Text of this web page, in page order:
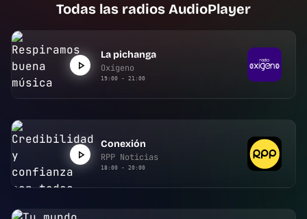
Todas las radios AudioPlayer
La pichanga
Oxígeno
19:00 - 21:00
Conexión
RPP Noticias
18:00 - 20:00